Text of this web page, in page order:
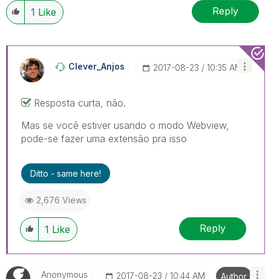
1 Like Reply
Clever_Anjos ‎2017-08-23 10:35 AM
Resposta curta, não.
Mas se você estiver usando o modo Webview,
pode-se fazer uma extensão pra isso
Ditto - same here!
2,676 Views
1 Like Reply
Anonymous ‎2017-08-23 10:44 AM Author